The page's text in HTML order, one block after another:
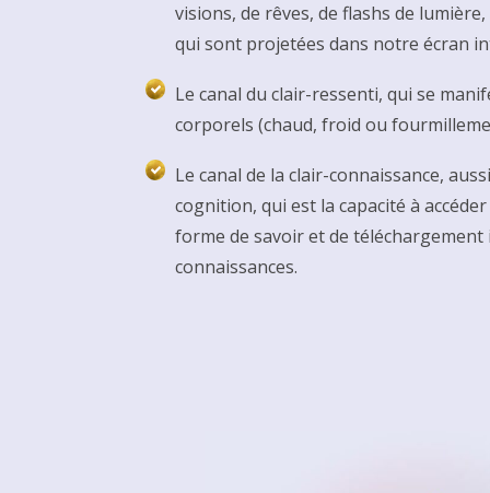
visions, de rêves, de flashs de
qui sont projetées dans notre écran
Le canal du clair-ressenti, qui se
corporels (chaud, froid ou
Le canal de la clair-connaissance,
cognition, qui est la capacité à
forme de savoir et de
connaissances.